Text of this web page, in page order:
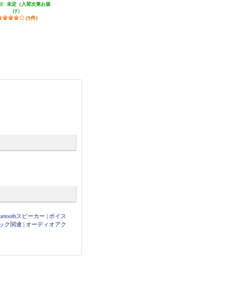
: 未定（入荷次第お届
け）
(9件)
スピーカー |ボイス
ク関連
オーディオアク